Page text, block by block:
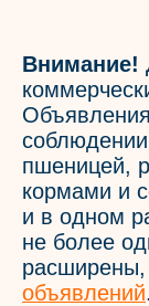
Внимание!
соблюдении
пшеницей,
кормами и
и в одном
не более
расширены,
объявлений.